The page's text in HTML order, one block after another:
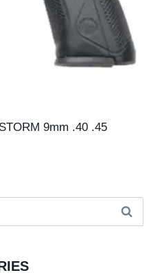
9mm .40 .45